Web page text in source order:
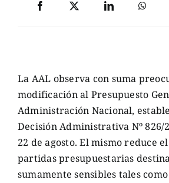
La AAL observa con suma
modificación al Presupuesto
Administración Nacional,
Decisión Administrativa Nº 826/
22 de agosto. El mismo reduce
partidas presupuestarias
sumamente sensibles tales